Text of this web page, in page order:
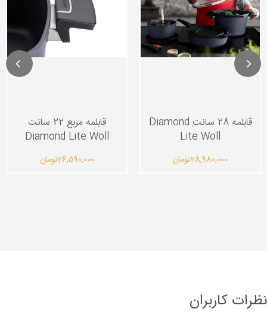
قابلمه مربع 22 سانت
Diamond Lite Woll
26,590,000تومان
قابلمه 28 سانت Diamond
Lite Woll
28,980,000تومان
کاربران